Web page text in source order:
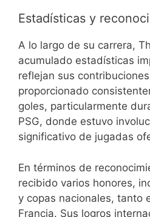
Estadísticas y
A lo largo de su carrera,
acumulado estadísticas
reflejan sus
proporcionado
goles, particularmente
PSG, donde estuvo
significativo de jugadas
En términos de
recibido varios honores,
y copas nacionales, tanto
Francia. Sus logros